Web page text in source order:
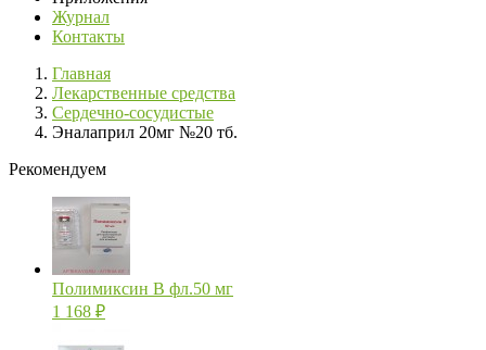
Журнал
Контакты
Главная
Лекарственные средства
Сердечно-сосудистые
Эналаприл 20мг №20 тб.
Рекомендуем
Полимиксин В фл.50 мг
1 168 ₽